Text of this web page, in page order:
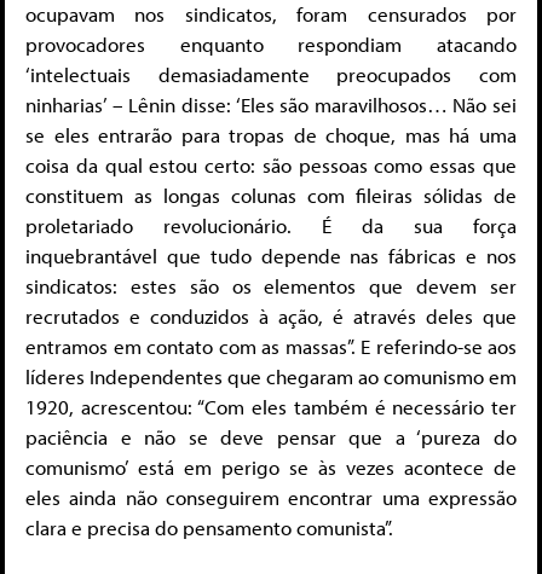
ocupavam nos sindicatos, foram censurados por
provocadores enquanto respondiam atacando
‘intelectuais demasiadamente preocupados com
ninharias’ – Lênin disse: ‘Eles são maravilhosos… Não sei
se eles entrarão para tropas de choque, mas há uma
coisa da qual estou certo: são pessoas como essas que
constituem as longas colunas com fileiras sólidas de
proletariado revolucionário. É da sua força
inquebrantável que tudo depende nas fábricas e nos
sindicatos: estes são os elementos que devem ser
recrutados e conduzidos à ação, é através deles que
entramos em contato com as massas”. E referindo-se aos
líderes Independentes que chegaram ao comunismo em
1920, acrescentou: “Com eles também é necessário ter
paciência e não se deve pensar que a ‘pureza do
comunismo’ está em perigo se às vezes acontece de
eles ainda não conseguirem encontrar uma expressão
clara e precisa do pensamento comunista”.